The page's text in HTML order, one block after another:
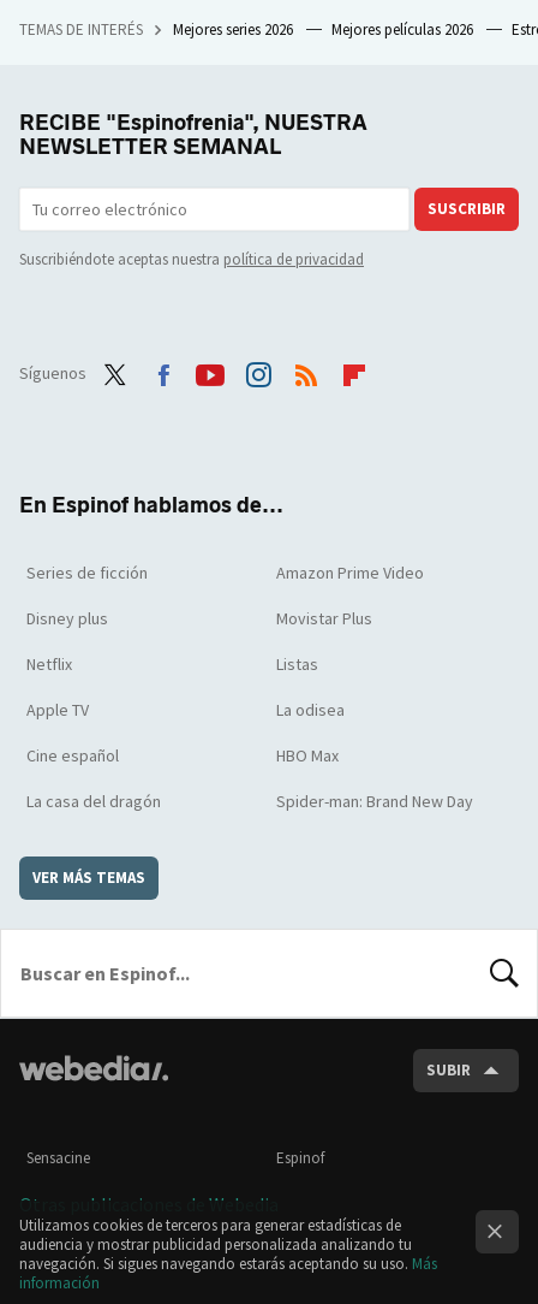
TEMAS DE INTERÉS Mejores series 2026 Mejores películas 2026
RECIBE "Espinofrenia", NUESTRA
NEWSLETTER SEMANAL
SUSCRIBIR
Suscribiéndote aceptas nuestra política de privacidad
Síguenos
En Espinof hablamos de...
Series de ficción Amazon Prime Video
Disney plus Movistar Plus
Netflix Listas
Apple TV La odisea
Cine español HBO Max
La casa del dragón Spider-man: Brand New Day
VER MÁS TEMAS
SUBIR
Sensacine Espinof
Otras publicaciones de Webedia
Utilizamos cookies de terceros para generar estadísticas de
audiencia y mostrar publicidad personalizada analizando tu
navegación. Si sigues navegando estarás aceptando su uso. Más
información